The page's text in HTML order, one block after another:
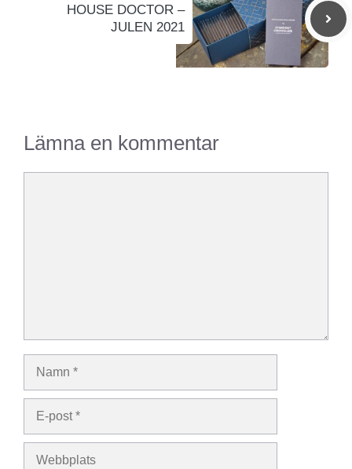
HOUSE DOCTOR –
JULEN 2021
Lämna en kommentar
Namn
Webbplats